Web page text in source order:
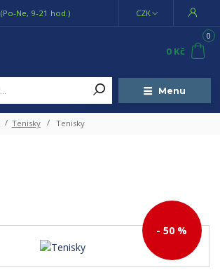
Menu
CZK
(Po-Ne, 9-21 hod.)
0
0 Kč
Tenisky Tenisky
- 50 %